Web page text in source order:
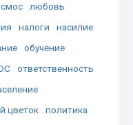
любовь
налоги
насилие
обучение
ответственность
цветок
политика